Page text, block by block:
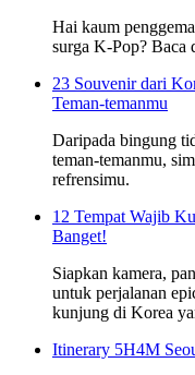
Hai kaum
surga K-Pop? Baca
23 Souvenir dari
Teman-temanmu
Daripada bingung
teman-temanmu,
refrensimu.
12 Tempat Wajib
Banget!
Siapkan kamera,
untuk perjalanan
kunjung di Korea
Itinerary 5H4M